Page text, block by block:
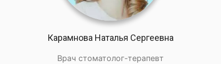
Карамнова Наталья Сергеевна
Врач стоматолог-терапевт